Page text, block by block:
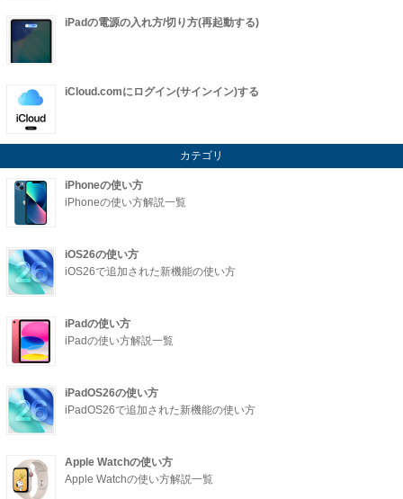
iPadの電源の入れ方/切り方(再起動する)
iCloud.comにログイン(サインイン)する
カテゴリ
iPhoneの使い方
iPhoneの使い方解説一覧
iOS26の使い方
iOS26で追加された新機能の使い方
iPadの使い方
iPadの使い方解説一覧
iPadOS26の使い方
iPadOS26で追加された新機能の使い方
Apple Watchの使い方
Apple Watchの使い方解説一覧